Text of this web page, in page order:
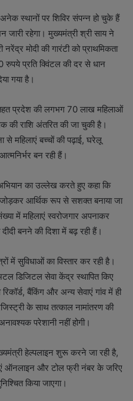
स्थानों पर शिविर संपन्न हो चुके हैं
जारी रहेगा। मुख्यमंत्री श्री साय ने
मोदी की गारंटी को प्राथमिकता
रुपये प्रति क्विंटल की दर से धान
गया है।
प्रदेश की लगभग 70 लाख महिलाओं
राशि अंतरित की जा चुकी है।
से महिलाएं बच्चों की पढ़ाई, घरेलू
बन रही हैं।
का उल्लेख करते हुए कहा कि
जोड़कर आर्थिक रूप से सशक्त बनाया जा
में महिलाएं स्वरोजगार अपनाकर
बनने की दिशा में बढ़ रही हैं।
में सुविधाओं का विस्तार कर रही है।
डिजिटल सेवा केंद्र स्थापित किए
बैंकिंग और अन्य सेवाएं गांव में ही
के साथ तत्काल नामांतरण की
परेशानी नहीं होगी।
हेल्पलाइन शुरू करने जा रही है,
ऑनलाइन और टोल फ्री नंबर के जरिए
किया जाएगा।